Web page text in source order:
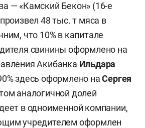
— «Камский Бекон» (16-е
48 тыс. т мяса в
что 10% в капитале
свинины оформлено на
Акибанка Ильдара
здесь оформлено наСергея
аналогичной долей
в одноименной компании,
учредителем оформлен